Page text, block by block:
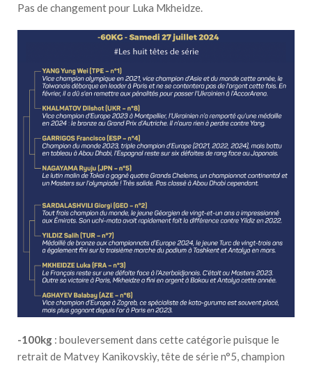
Pas de changement pour Luka Mkheidze.
-100kg : bouleversement dans cette catégorie puisque le
retrait de Matvey Kanikovskiy, tête de série n°5, champion